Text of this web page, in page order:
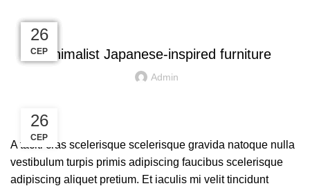
Minimalist Japanese-inspired furniture
Admin
26
СЕР
A taciti cras scelerisque scelerisque gravida natoque nulla
vestibulum turpis primis adipiscing faucibus scelerisque
adipiscing aliquet pretium. Et iaculis mi velit tincidunt
27
СЕР
27
СЕР
27
СЕР
27
СЕР
27
СЕР
26
СЕР